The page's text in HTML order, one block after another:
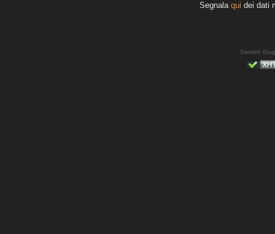
Segnala qui dei dati
Sandro